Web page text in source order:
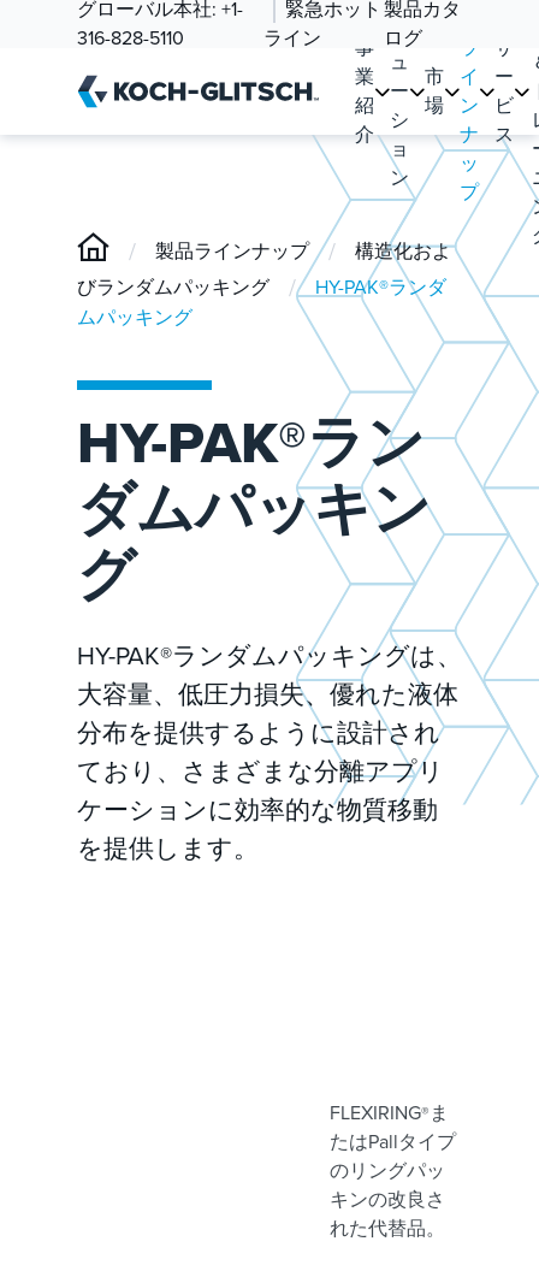
グローバル本社: +1-
316-828-5110
緊急ホット
ライン
製品カタ
ログ
事
業
紹
介
リ
ュ
ー
シ
ョ
ン
市
場
ラ
イ
ン
ナ
ッ
プ
サ
ー
ビ
ス
/ 製品ラインナップ /
構造化およ
びランダムパッキング
/
HY-PAK®ランダ
ムパッキング
HY-PAK®ラン
ダムパッキン
グ
HY-PAK®ランダムパッキングは、
大容量、低圧力損失、優れた液体
分布を提供するように設計され
ており、さまざまな分離アプリ
ケーションに効率的な物質移動
を提供します。
FLEXIRING® ま
たはPallタイプ
のリングパッ
キンの改良さ
れた代替品。